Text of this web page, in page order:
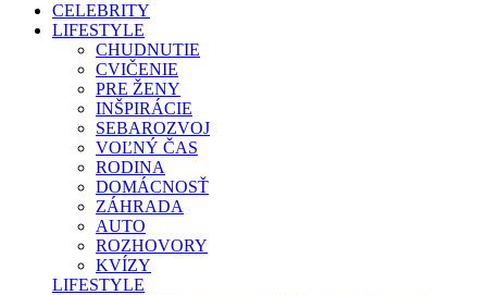
CELEBRITY
LIFESTYLE
CHUDNUTIE
CVIČENIE
PRE ŽENY
INŠPIRÁCIE
SEBAROZVOJ
VOĽNÝ ČAS
RODINA
DOMÁCNOSŤ
ZÁHRADA
AUTO
ROZHOVORY
KVÍZY
LIFESTYLE